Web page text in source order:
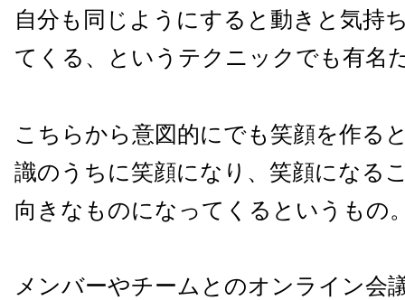
自分も同じようにすると動きと気持
てくる、というテクニックでも有名
こちらから意図的にでも笑顔を作る
識のうちに笑顔になり、笑顔になる
向きなものになってくるというもの
メンバーやチームとのオンライン会